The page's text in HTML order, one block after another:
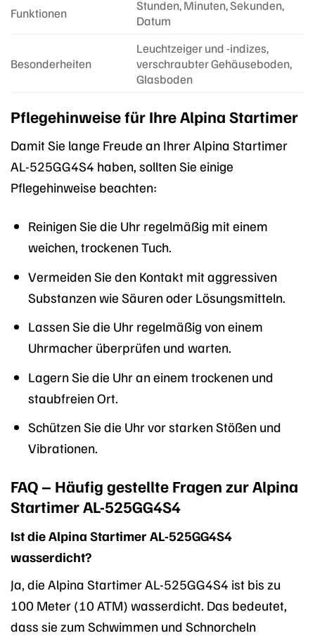
Funktionen
Stunden, Minuten, Sekunden,
Datum
Besonderheiten
Leuchtzeiger und -indizes,
verschraubter Gehäuseboden,
Glasboden
Pflegehinweise für Ihre Alpina Startimer
Damit Sie lange Freude an Ihrer Alpina Startimer
AL-525GG4S4 haben, sollten Sie einige
Pflegehinweise beachten:
Reinigen Sie die Uhr regelmäßig mit einem
weichen, trockenen Tuch.
Vermeiden Sie den Kontakt mit aggressiven
Substanzen wie Säuren oder Lösungsmitteln.
Lassen Sie die Uhr regelmäßig von einem
Uhrmacher überprüfen und warten.
Lagern Sie die Uhr an einem trockenen und
staubfreien Ort.
Schützen Sie die Uhr vor starken Stößen und
Vibrationen.
FAQ – Häufig gestellte Fragen zur Alpina
Startimer AL-525GG4S4
Ist die Alpina Startimer AL-525GG4S4
wasserdicht?
Ja, die Alpina Startimer AL-525GG4S4 ist bis zu
100 Meter (10 ATM) wasserdicht. Das bedeutet,
dass sie zum Schwimmen und Schnorcheln